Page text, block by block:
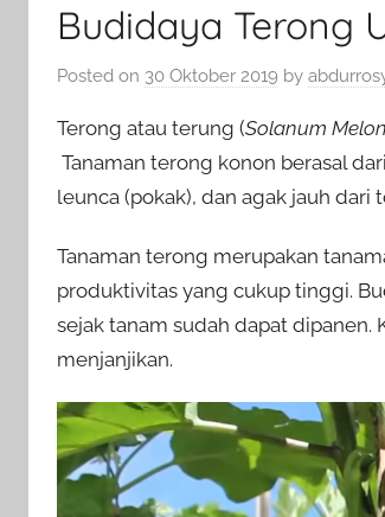
Budidaya Terong
Posted on 30 Oktober 2019 by
Terong atau terung (Solanum
Tanaman terong konon berasal
leunca (pokak), dan agak jauh dari
Tanaman terong merupakan
produktivitas yang cukup tinggi.
sejak tanam sudah dapat dipanen.
menjanjikan.